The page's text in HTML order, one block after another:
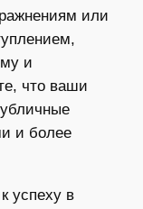
или
и
что ваши
и более
успеху в